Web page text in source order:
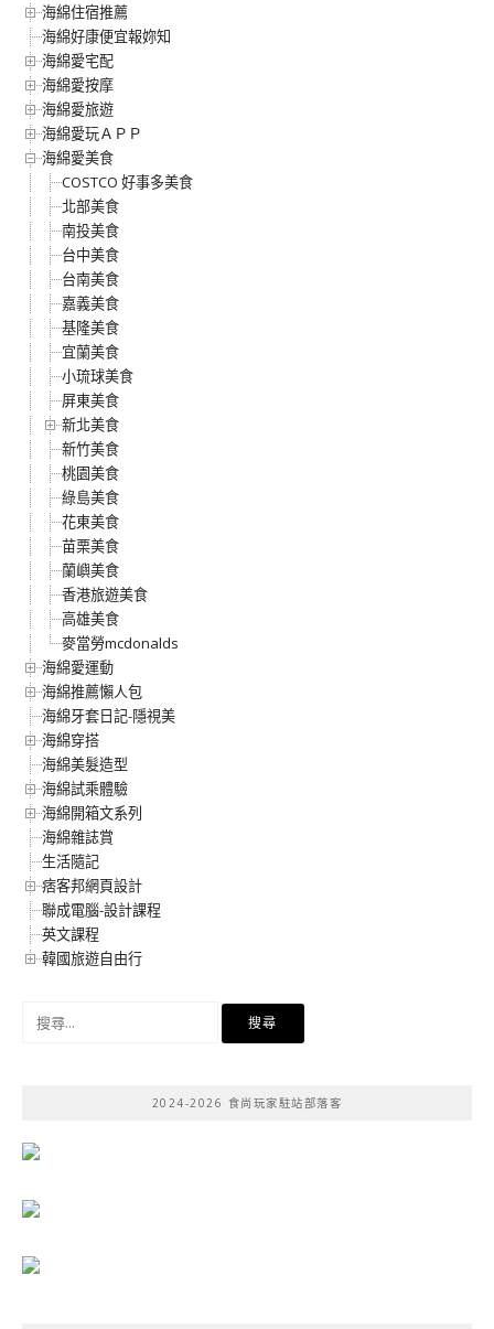
海綿住宿推薦
海綿好康便宜報妳知
海綿愛宅配
海綿愛按摩
海綿愛旅遊
海綿愛玩ＡＰＰ
海綿愛美食
COSTCO 好事多美食
北部美食
南投美食
台中美食
台南美食
嘉義美食
基隆美食
宜蘭美食
小琉球美食
屏東美食
新北美食
新竹美食
桃園美食
綠島美食
花東美食
苗栗美食
蘭嶼美食
香港旅遊美食
高雄美食
麥當勞mcdonalds
海綿愛運動
海綿推薦懶人包
海綿牙套日記-隱視美
海綿穿搭
海綿美髮造型
海綿試乘體驗
海綿開箱文系列
海綿雜誌賞
生活隨記
痞客邦網頁設計
聯成電腦-設計課程
英文課程
韓國旅遊自由行
2024-2026 食尚玩家駐站部落客